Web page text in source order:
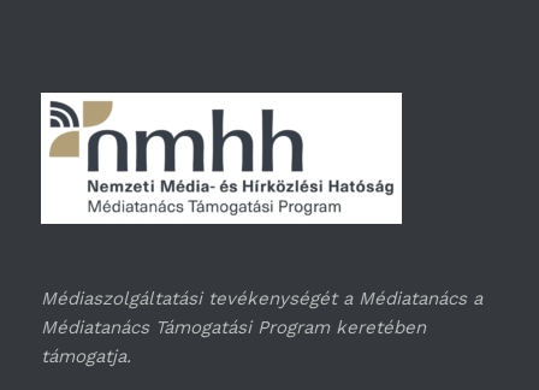
Médiaszolgáltatási tevékenységét a Médiatanács a
Médiatanács Támogatási Program keretében
támogatja.